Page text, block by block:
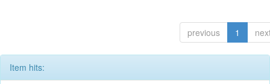
previous 1
Item hits: